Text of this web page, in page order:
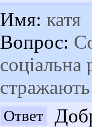
Имя: катя
Вопрос:
соціальна
Ответ